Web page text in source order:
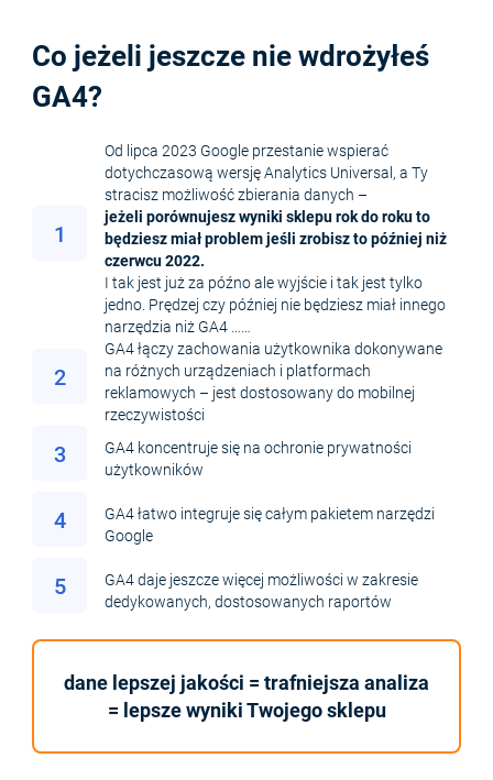
Co jeżeli jeszcze nie wdrożyłeś
GA4?
1
Od lipca 2023 Google przestanie wspierać
dotychczasową wersję Analytics Universal, a Ty
stracisz możliwość zbierania danych –
jeżeli porównujesz wyniki sklepu rok do roku to
będziesz miał problem jeśli zrobisz to później niż
czerwcu 2022.
I tak jest już za późno ale wyjście i tak jest tylko
jedno. Prędzej czy później nie będziesz miał innego
narzędzia niż GA4 ……
2
GA4 łączy zachowania użytkownika dokonywane
na różnych urządzeniach i platformach
reklamowych – jest dostosowany do mobilnej
rzeczywistości
3
GA4 koncentruje się na ochronie prywatności
użytkowników
4
GA4 łatwo integruje się całym pakietem narzędzi
Google
5
GA4 daje jeszcze więcej możliwości w zakresie
dedykowanych, dostosowanych raportów
dane lepszej jakości = trafniejsza analiza
= lepsze wyniki Twojego sklepu